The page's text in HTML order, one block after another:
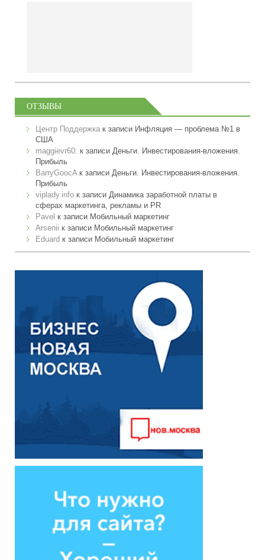
ОТЗЫВЫ
Центр Поддержка к записи Инфляция — проблема №1 в
США
maggievr60: к записи Деньги. Инвестирования-вложения.
Прибыль
BarryGoocA к записи Деньги. Инвестирования-вложения.
Прибыль
viplady.info к записи Динамика заработной платы в
сферах маркетинга, рекламы и PR
Pavel к записи Мобильный маркетинг
Arsenii к записи Мобильный маркетинг
Eduard к записи Мобильный маркетинг